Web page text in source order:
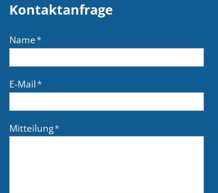
Kontaktanfrage
Name*
E-Mail*
Mitteilung*